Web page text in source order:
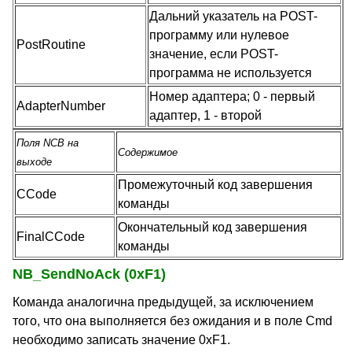
PostRoutine
Дальний указатель на POST-
программу или нулевое
значение, если POST-
программа не используется
AdapterNumber
Номер адаптера; 0 - первый
адаптер, 1 - второй
Поля NCB на
выходе
Содержимое
CCode
Промежуточный код завершения
команды
FinalCCode
Окончательный код завершения
команды
NB_SendNoAck (0xF1)
Команда аналогична предыдущей, за исключением
того, что она выполняется без ожидания и в поле Cmd
необходимо записать значение 0xF1.